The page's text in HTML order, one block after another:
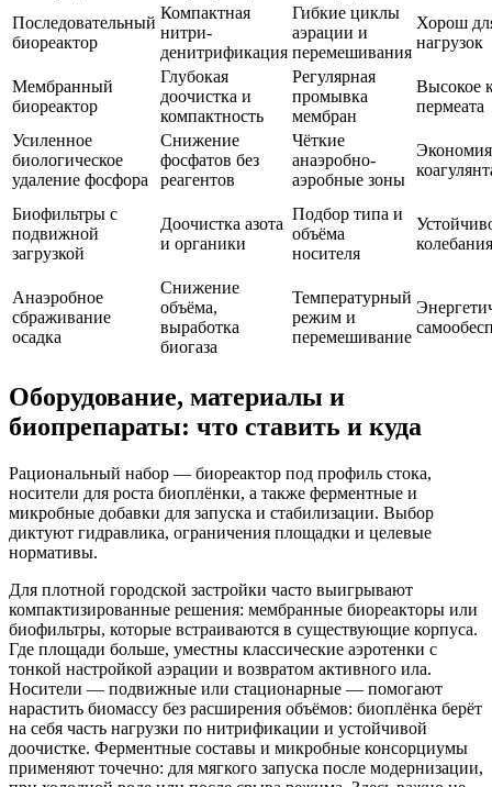
Последовательный
биореактор
Компактная
нитри-
денитрификация
Гибкие циклы
аэрации и
перемешивания
Хорош
нагрузок
Мембранный
биореактор
Глубокая
доочистка и
компактность
Регулярная
промывка
мембран
Высокое
пермеата
Усиленное
биологическое
удаление фосфора
Снижение
фосфатов без
реагентов
Чёткие
анаэробно-
аэробные зоны
Биофильтры с
подвижной
загрузкой
Доочистка азота
и органики
Подбор типа и
объёма
носителя
Анаэробное
сбраживание
осадка
Снижение
объёма,
выработка
биогаза
Температурный
режим и
перемешивание
Оборудование, материалы и
биопрепараты: что ставить и куда
Рациональный набор — биореактор под профиль стока,
носители для роста биоплёнки, а также ферментные и
микробные добавки для запуска и стабилизации. Выбор
диктуют гидравлика, ограничения площадки и целевые
нормативы.
Для плотной городской застройки часто выигрывают
компактизированные решения: мембранные биореакторы или
биофильтры, которые встраиваются в существующие корпуса.
Где площади больше, уместны классические аэротенки с
тонкой настройкой аэрации и возвратом активного ила.
Носители — подвижные или стационарные — помогают
нарастить биомассу без расширения объёмов: биоплёнка берёт
на себя часть нагрузки по нитрификации и устойчивой
доочистке. Ферментные составы и микробные консорциумы
применяют точечно: для мягкого запуска после модернизации,